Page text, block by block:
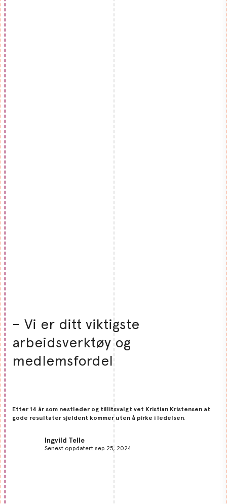
– Vi er ditt viktigste
arbeidsverktøy og
medlemsfordel
Etter 14 år som nestleder og tillitsvalgt vet Kristian Kristensen at
gode resultater sjeldent kommer uten å pirke i ledelsen
Ingvild Telle
Senest oppdatert sep 25, 2024